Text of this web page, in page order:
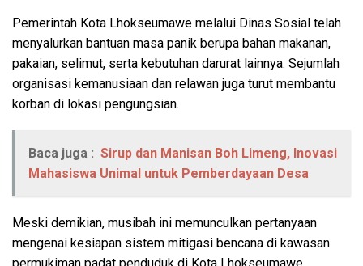
Pemerintah Kota Lhokseumawe melalui Dinas Sosial telah
menyalurkan bantuan masa panik berupa bahan makanan,
pakaian, selimut, serta kebutuhan darurat lainnya. Sejumlah
organisasi kemanusiaan dan relawan juga turut membantu
korban di lokasi pengungsian.
Baca juga : Sirup dan Manisan Boh Limeng, Inovasi
Mahasiswa Unimal untuk Pemberdayaan Desa
Meski demikian, musibah ini memunculkan pertanyaan
mengenai kesiapan sistem mitigasi bencana di kawasan